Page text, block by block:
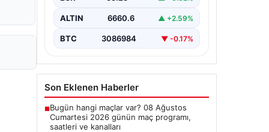
tarzda bağlantı kurması kritik bir
ALTIN 6660.6 ▲ +2.59%
BTC 3086984 ▼ -0.17%
Son Eklenen Haberler
■Bugün hangi maçlar var? 08 Ağustos
Cumartesi 2026 günün maç programı,
saatleri ve kanalları